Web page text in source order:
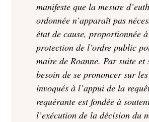
manifeste que la mesure
ordonnée n’apparaît pas
état de cause, proportionnée
protection de l’ordre public
maire de Roanne. Par suite et
besoin de se prononcer sur
invoqués à l’appui de la
requérante est fondée à
l’exécution de la décision du